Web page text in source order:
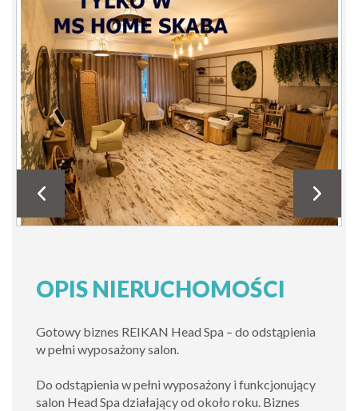
OPIS NIERUCHOMOŚCI
Gotowy biznes REIKAN Head Spa – do odstąpienia
w pełni wyposażony salon.
Do odstąpienia w pełni wyposażony i funkcjonujący
salon Head Spa działający od około roku. Biznes